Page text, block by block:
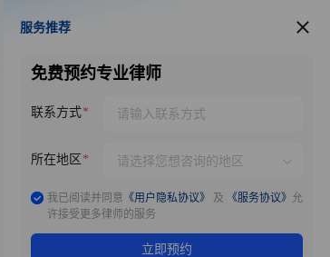
服务推荐
服务推荐
免费预约专业律师
联系方式
所在地区
我已阅读并同意 《用户隐私协议》 及 《服务协议》 允
许接受更多律师的服务
立即预约